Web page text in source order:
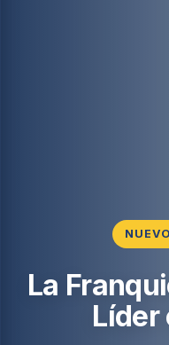
La
Líder